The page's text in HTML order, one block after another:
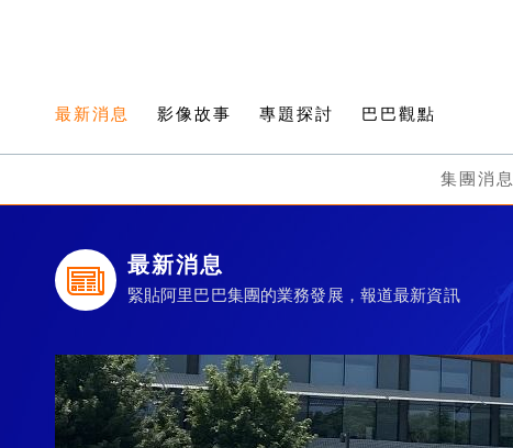
最新消息 影像故事 專題探討 巴巴觀點
集團消息
最新消息
緊貼阿里巴巴集團的業務發展，報道最新資訊